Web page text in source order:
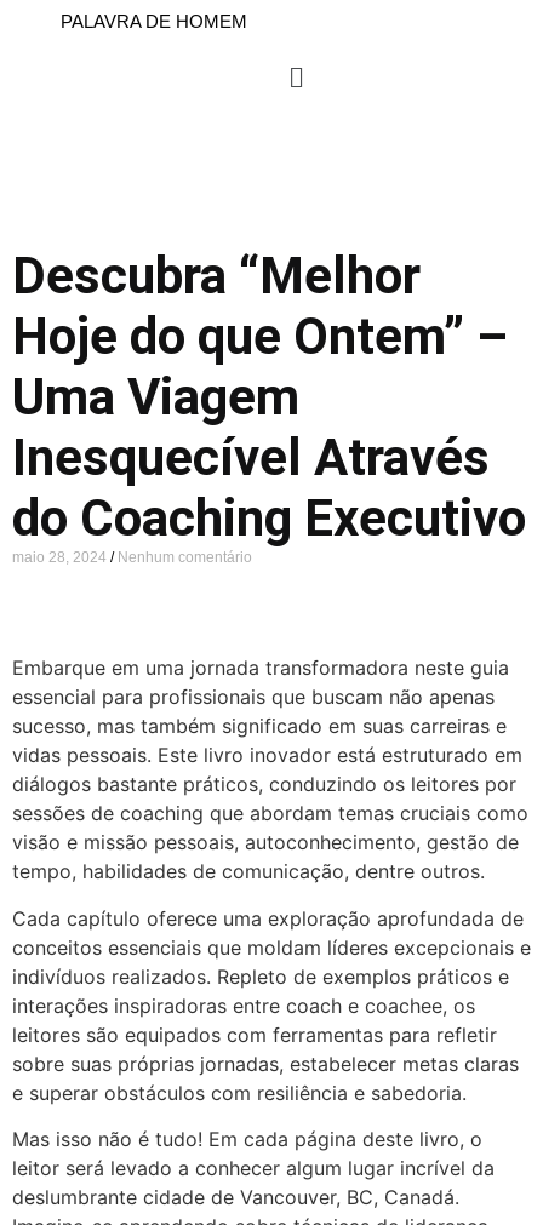
PALAVRA DE HOMEM
Descubra “Melhor
Hoje do que Ontem” –
Uma Viagem
Inesquecível Através
do Coaching Executivo
maio 28, 2024 Nenhum comentário
Embarque em uma jornada transformadora neste guia
essencial para profissionais que buscam não apenas
sucesso, mas também significado em suas carreiras e
vidas pessoais. Este livro inovador está estruturado em
diálogos bastante práticos, conduzindo os leitores por
sessões de coaching que abordam temas cruciais como
visão e missão pessoais, autoconhecimento, gestão de
tempo, habilidades de comunicação, dentre outros.
Cada capítulo oferece uma exploração aprofundada de
conceitos essenciais que moldam líderes excepcionais e
indivíduos realizados. Repleto de exemplos práticos e
interações inspiradoras entre coach e coachee, os
leitores são equipados com ferramentas para refletir
sobre suas próprias jornadas, estabelecer metas claras
e superar obstáculos com resiliência e sabedoria.
Mas isso não é tudo! Em cada página deste livro, o
leitor será levado a conhecer algum lugar incrível da
deslumbrante cidade de Vancouver, BC, Canadá.